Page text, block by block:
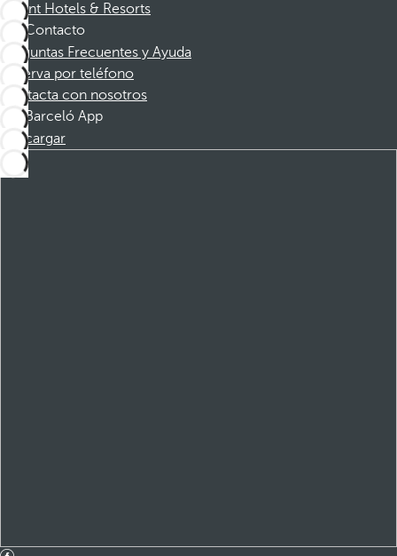
Dorint Hotels & Resorts
Contacto
Preguntas Frecuentes y Ayuda
Reserva por teléfono
Contacta con nosotros
Barceló App
Descargar